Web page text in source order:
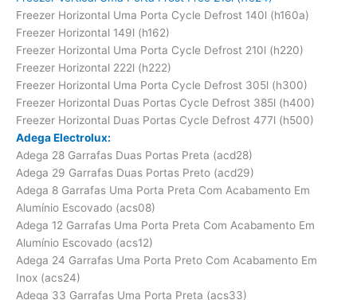
Freezer Horizontal Uma Porta Cycle Defrost 140l (h160a)
Freezer Horizontal 149l (h162)
Freezer Horizontal Uma Porta Cycle Defrost 210l (h220)
Freezer Horizontal 222l (h222)
Freezer Horizontal Uma Porta Cycle Defrost 305l (h300)
Freezer Horizontal Duas Portas Cycle Defrost 385l (h400)
Freezer Horizontal Duas Portas Cycle Defrost 477l (h500)
Adega Electrolux:
Adega 28 Garrafas Duas Portas Preta (acd28)
Adega 29 Garrafas Duas Portas Preto (acd29)
Adega 8 Garrafas Uma Porta Preta Com Acabamento Em
Alumínio Escovado (acs08)
Adega 12 Garrafas Uma Porta Preta Com Acabamento Em
Alumínio Escovado (acs12)
Adega 24 Garrafas Uma Porta Preto Com Acabamento Em
Inox (acs24)
Adega 33 Garrafas Uma Porta Preta (acs33)